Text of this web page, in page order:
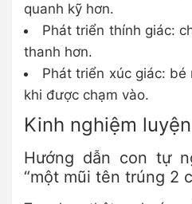
quanh kỹ hơn.
Phát triển thính giác:
thanh hơn.
Phát triển xúc giác:
khi được chạm vào.
Kinh nghiệm
Hướng dẫn con tự
“một mũi tên trúng 2